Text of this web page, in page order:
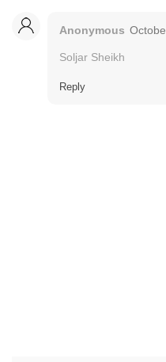
Anonymous
Soljar Sheikh
Reply